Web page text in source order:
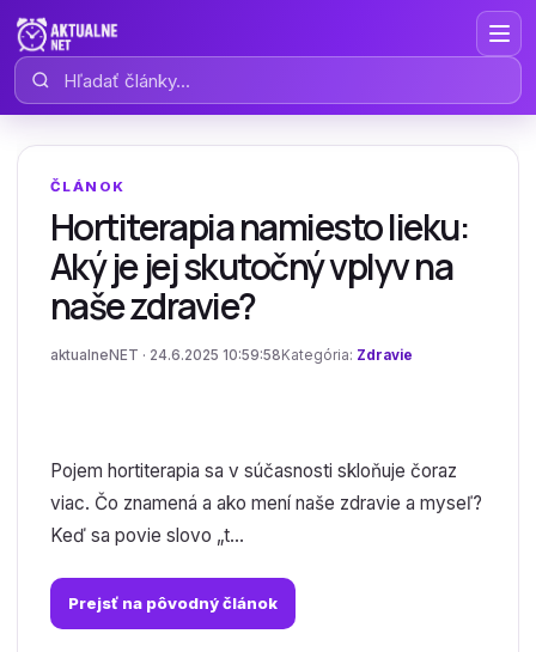
Hľadať články
ČLÁNOK
Hortiterapia namiesto lieku:
Aký je jej skutočný vplyv na
naše zdravie?
aktualneNET · 24.6.2025 10:59:58 Kategória: Zdravie
Pojem hortiterapia sa v súčasnosti skloňuje čoraz
viac. Čo znamená a ako mení naše zdravie a myseľ?
Keď sa povie slovo „t...
Prejsť na pôvodný článok